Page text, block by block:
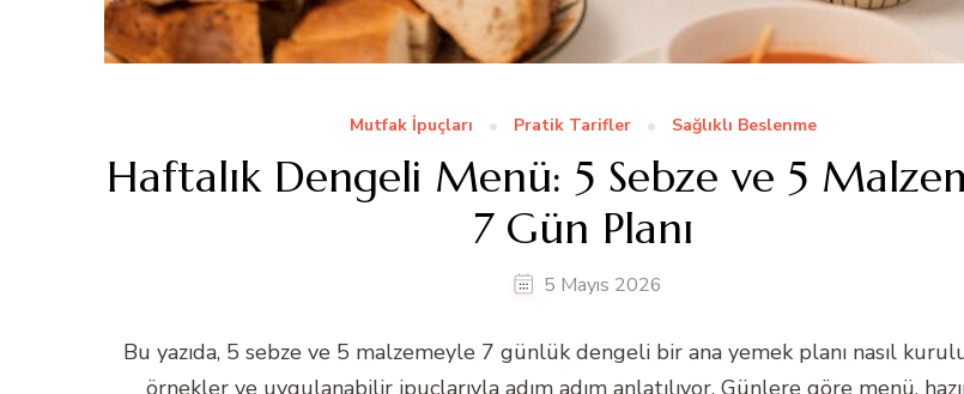
Mutfak İpuçları Pratik Tarifler Sağlıklı Beslenme
Haftalık Dengeli Menü: 5 Sebze ve 5
7 Gün Planı
5 Mayıs 2026
Bu yazıda, 5 sebze ve 5 malzemeyle 7 günlük dengeli bir ana yemek planı nasıl
örnekler ve uygulanabilir ipuçlarıyla adım adım anlatılıyor. Günlere göre menü,